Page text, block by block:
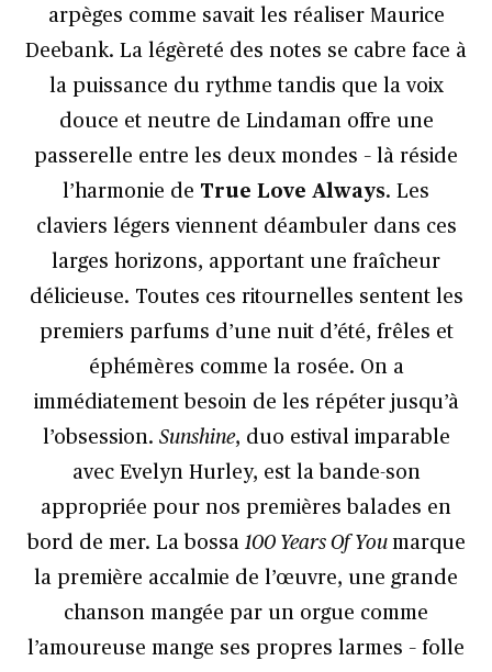
arpèges comme savait les réaliser Maurice
Deebank. La légèreté des notes se cabre face à
la puissance du rythme tandis que la voix
douce et neutre de Lindaman offre une
passerelle entre les deux mondes – là réside
l’harmonie de True Love Always. Les
claviers légers viennent déambuler dans ces
larges horizons, apportant une fraîcheur
délicieuse. Toutes ces ritournelles sentent les
premiers parfums d’une nuit d’été, frêles et
éphémères comme la rosée. On a
immédiatement besoin de les répéter jusqu’à
l’obsession. Sunshine, duo estival imparable
avec Evelyn Hurley, est la bande-son
appropriée pour nos premières balades en
bord de mer. La bossa 100 Years Of You marque
la première accalmie de l’œuvre, une grande
chanson mangée par un orgue comme
l’amoureuse mange ses propres larmes – folle